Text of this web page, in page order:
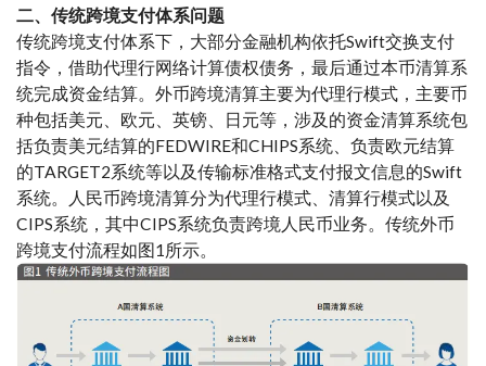
二、传统跨境支付体系问题
传统跨境支付体系下，大部分金融机构依托Swift交换支付
指令，借助代理行网络计算债权债务，最后通过本币清算系
统完成资金结算。外币跨境清算主要为代理行模式，主要币
种包括美元、欧元、英镑、日元等，涉及的资金清算系统包
括负责美元结算的FEDWIRE和CHIPS系统 、负责欧元结算
的TARGET2系统等以及传输标准格式支付报文信息的Swift
系统 。人民币跨境清算分为代理行模式、清算行模式以及
CIPS系统 ，其中CIPS系统负责跨境人民币业务。传统外币
跨境支付流程如图1所示。